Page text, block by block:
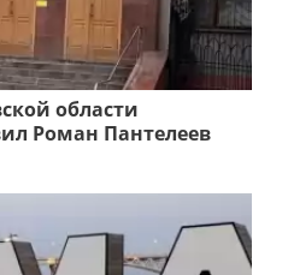
области
Роман Пантелеев